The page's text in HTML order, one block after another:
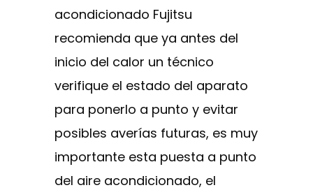
acondicionado Fujitsu
recomienda que ya antes del
inicio del calor un técnico
verifique el estado del aparato
para ponerlo a punto y evitar
posibles averías futuras, es muy
importante esta puesta a punto
del aire acondicionado, el